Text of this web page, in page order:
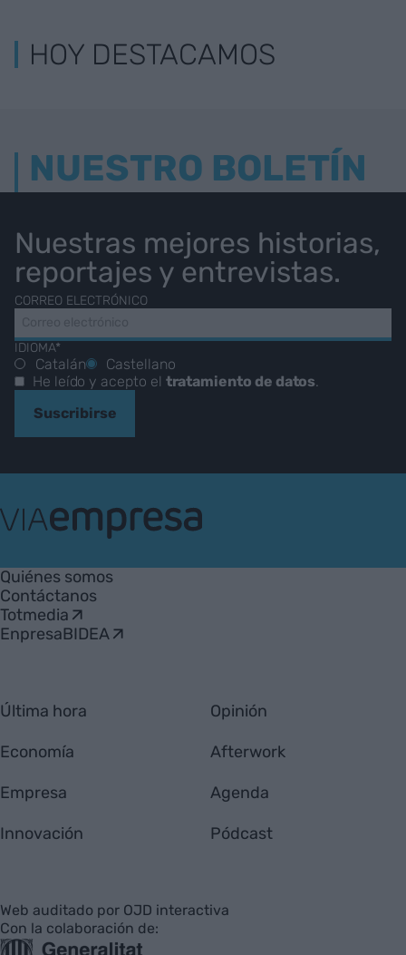
HOY DESTACAMOS
NUESTRO BOLETÍN
Nuestras mejores historias,
reportajes y entrevistas.
CORREO ELECTRÓNICO
IDIOMA*
Catalán
Castellano
He leído y acepto el tratamiento de datos
Suscribirse
Empresa
Quiénes somos
Contáctanos
Totmedia
EnpresaBIDEA
Última hora
Economía
Empresa
Innovación
Opinión
Afterwork
Agenda
Pódcast
Web auditado por OJD interactiva
Con la colaboración de: